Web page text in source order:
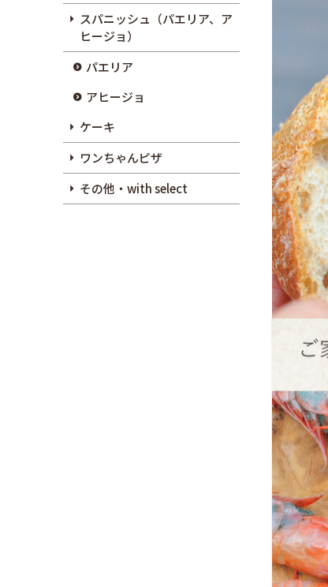
スパニッシュ（パエリア、ア
ヒージョ）
パエリア
アヒージョ
ケーキ
ワンちゃんピザ
その他・with select